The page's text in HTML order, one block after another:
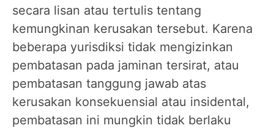
secara lisan atau tertulis tentang
kemungkinan kerusakan tersebut. Karena
beberapa yurisdiksi tidak mengizinkan
pembatasan pada jaminan tersirat, atau
pembatasan tanggung jawab atas
kerusakan konsekuensial atau insidental,
pembatasan ini mungkin tidak berlaku